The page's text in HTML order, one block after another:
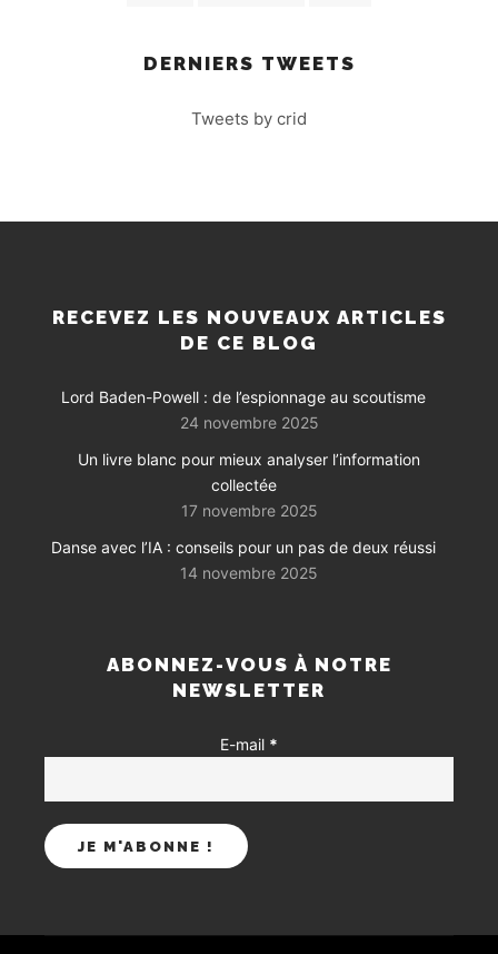
DERNIERS TWEETS
Tweets by crid
RECEVEZ LES NOUVEAUX ARTICLES
DE CE BLOG
Lord Baden-Powell : de l’espionnage au scoutisme
24 novembre 2025
Un livre blanc pour mieux analyser l’information
collectée
17 novembre 2025
Danse avec l’IA : conseils pour un pas de deux réussi
14 novembre 2025
ABONNEZ-VOUS À NOTRE
NEWSLETTER
E-mail *